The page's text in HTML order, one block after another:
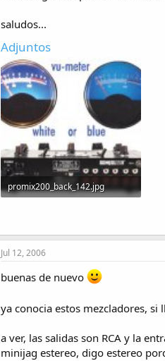
saludos...
Adjuntos
promix200_back_142.jpg
Jul 12, 2006
buenas de nuevo
ya conocia estos mezcladores,
a ver, las salidas son RCA y la
minijag estereo, digo estereo